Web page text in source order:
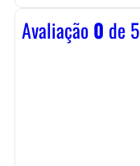
Avaliação0 de 5